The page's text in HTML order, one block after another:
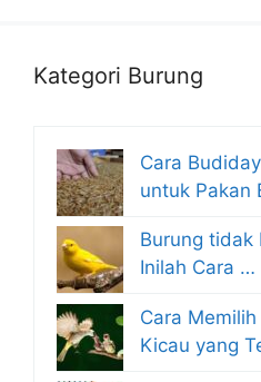
Kategori Burung
Cara
untuk Pakan
Burung tidak
Inilah Cara …
Cara
Kicau yang